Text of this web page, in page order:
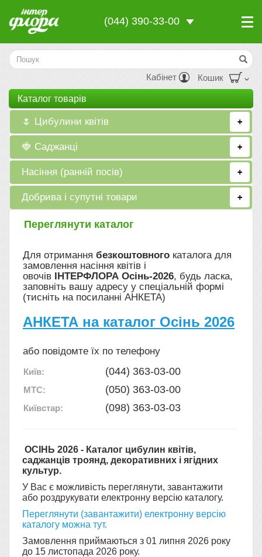
(044) 390-33-00
Кабінет Кошик
Каталог товарiв
+
🌷 Цибулини квітів
+
🍓 Саджанці
+
Насіння (ранній посів)
+
Добрива і супутні товари
Переглянути каталог
Для отримання безкоштовного каталога для
замовлення насіння квітів і
овочів ІНТЕРФЛОРА Осінь-2026, будь ласка,
заповніть вашу адресу у спеціальній формі
(тисніть на посиланні АНКЕТА)
АНКЕТА на каталог Осінь 2026
або повідомте їх по телефону
Київ: (044) 363-03-00
МТС: (050) 363-03-00
Київстар: (098) 363-03-03
ОСІНЬ 2026 - Каталог цибулин квітів,
саджанців троянд, декоративних і ягідних
культур.
У Вас є можливість переглянути, завантажити
або роздрукувати електронну версію каталогу.
Переглянути (завантажити) електронну версію
каталогу можна тут.
Замовлення приймаються з 01 липня 2026 року
до 15 листопада 2026 року.